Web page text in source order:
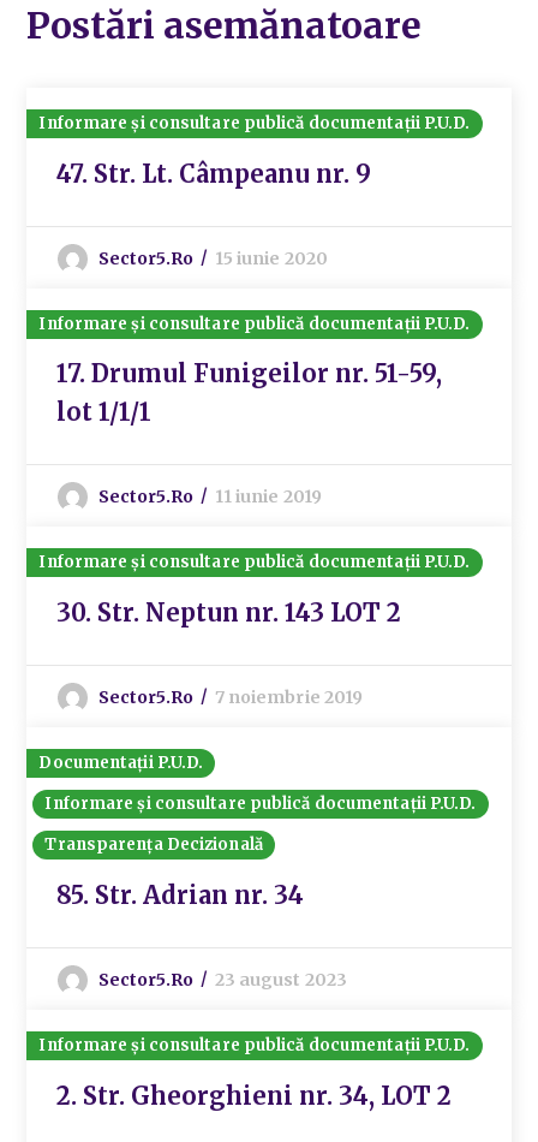
Postări asemănatoare
Informare și consultare publică documentații P.U.D.
47. Str. Lt. Câmpeanu nr. 9
Sector5.ro 15 iunie 2020
Informare și consultare publică documentații P.U.D.
17. Drumul Funigeilor nr. 51-59,
lot 1/1/1
Sector5.ro 11 iunie 2019
Informare și consultare publică documentații P.U.D.
30. Str. Neptun nr. 143 LOT 2
Sector5.ro 7 noiembrie 2019
Documentații P.U.D.
Informare și consultare publică documentații P.U.D.
Transparența Decizională
85. Str. Adrian nr. 34
Sector5.ro 23 august 2023
Informare și consultare publică documentații P.U.D.
2. Str. Gheorghieni nr. 34, LOT 2